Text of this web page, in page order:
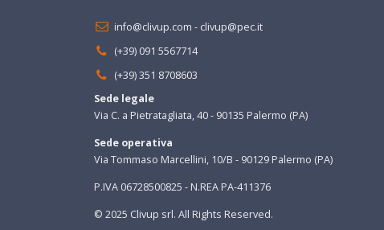
info@clivup.com - clivup@pec.it
(+39) 091 5567714
(+39) 351 8708603
Sede legale
Via C. a Pietratagliata, 40 - 90135 Palermo (PA)
Sede operativa
Via Tommaso Marcellini, 10/B - 90129 Palermo (PA)
P.IVA 06728500825 - N.REA PA-411376
© 2025 Clivup srl. All Rights Reserved.